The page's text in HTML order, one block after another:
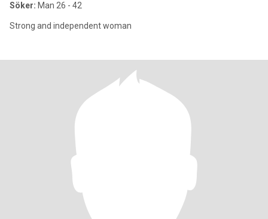
Söker: Man 26 - 42
Strong and independent woman